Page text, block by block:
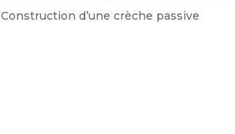
Construction d’une crèche passive